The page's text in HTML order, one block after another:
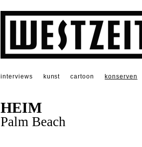
interviews kunst cartoon konserven
HEIM
Palm Beach